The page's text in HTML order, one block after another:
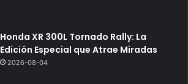
Honda XR 300L Tornado Rally: La
Edición Especial que Atrae Miradas
2026-08-04